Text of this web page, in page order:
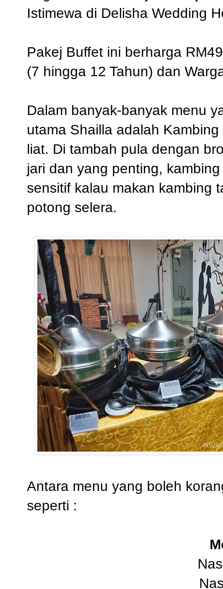
Istimewa di Delisha Wedding
Pakej Buffet ini berharga
(7 hingga 12 Tahun) dan
Dalam banyak-banyak menu
utama Shailla adalah
liat. Di tambah pula dengan
jari dan yang penting,
sensitif kalau makan kambing
potong selera.
Antara menu yang boleh
seperti :